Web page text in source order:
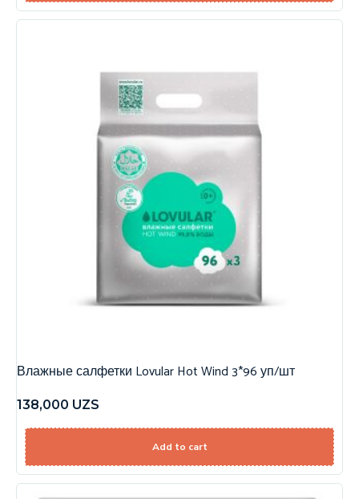
Влажные салфетки Lovular Hot Wind 3*96 уп/шт
138,000 UZS
Add to cart